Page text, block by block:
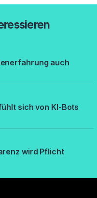
auch
sich von KI-Bots
wird Pflicht